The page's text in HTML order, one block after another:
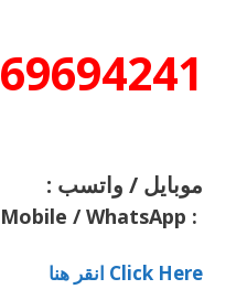
69694241
موبايل / واتسب :
:
Mobile / WhatsApp
Click Here انقر هنا